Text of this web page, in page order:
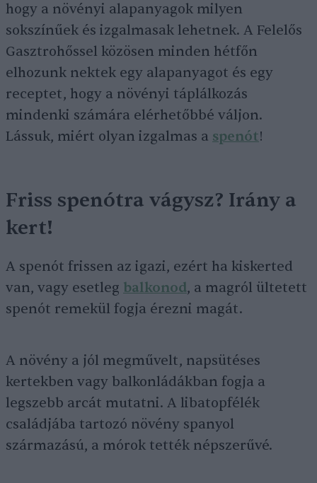
hogy a növényi alapanyagok milyen
sokszínűek és izgalmasak lehetnek. A Felelős
Gasztrohőssel közösen minden hétfőn
elhozunk nektek egy alapanyagot és egy
receptet, hogy a növényi táplálkozás
mindenki számára elérhetőbbé váljon.
Lássuk, miért olyan izgalmas a spenót!
Friss spenótra vágysz? Irány a
kert!
A spenót frissen az igazi, ezért ha kiskerted
van, vagy esetleg balkonod, a magról ültetett
spenót remekül fogja érezni magát.
A növény a jól megművelt, napsütéses
kertekben vagy balkonládákban fogja a
legszebb arcát mutatni. A libatopfélék
családjába tartozó növény spanyol
származású, a mórok tették népszerűvé.